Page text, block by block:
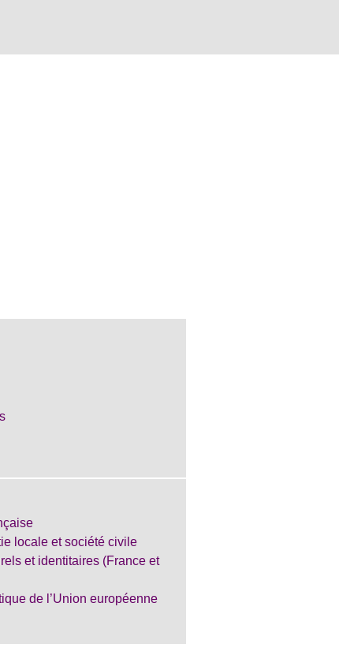
locale et société civile
et identitaires (France et
de l’Union européenne